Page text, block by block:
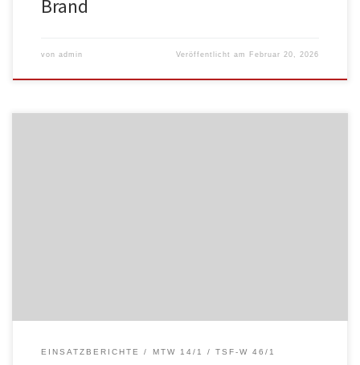
Brand
von admin Veröffentlicht am Februar 20, 2026
EINSATZBERICHTE MTW 14/1 TSF-W 46/1